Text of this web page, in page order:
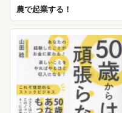
農で起業する！